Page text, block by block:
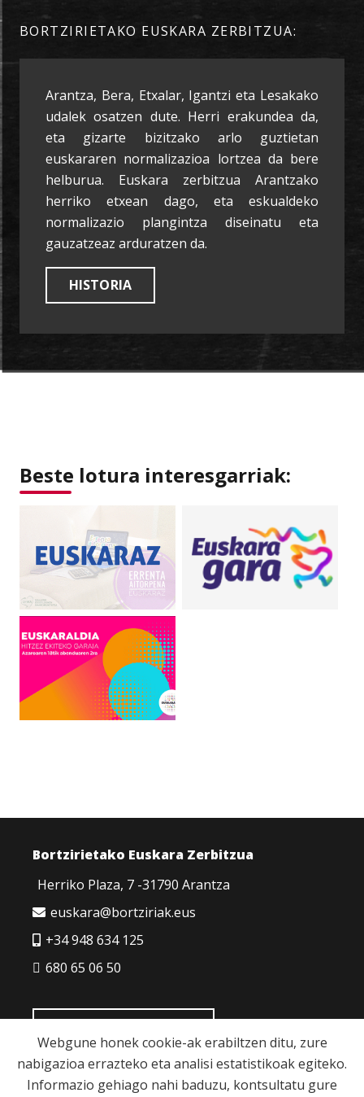
BORTZIRIETAKO EUSKARA ZERBITZUA:
Arantza, Bera, Etxalar, Igantzi eta Lesakako
udalek osatzen dute. Herri erakundea da,
eta gizarte bizitzako arlo guztietan
euskararen normalizazioa lortzea da bere
helburua. Euskara zerbitzua Arantzako
herriko etxean dago, eta eskualdeko
normalizazio plangintza diseinatu eta
gauzatzeaz arduratzen da.
HISTORIA
Beste lotura interesgarriak:
Bortzirietako Euskara Zerbitzua
Herriko Plaza, 7 -31790 Arantza
euskara@bortziriak.eus
+34 948 634 125
680 65 06 50
Webgune honek cookie-ak erabiltzen ditu, zure
nabigazioa errazteko eta analisi estatistikoak egiteko.
Informazio gehiago nahi baduzu, kontsultatu gure